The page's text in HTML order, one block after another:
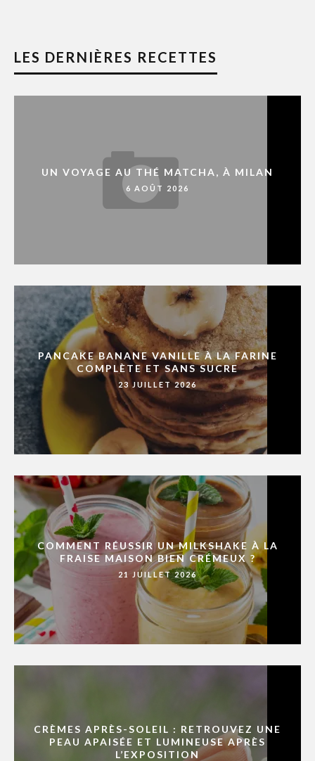
LES DERNIÈRES RECETTES
UN VOYAGE AU THÉ MATCHA, À MILAN
6 AOÛT 2026
PANCAKE BANANE VANILLE À LA FARINE
COMPLÈTE ET SANS SUCRE
23 JUILLET 2026
COMMENT RÉUSSIR UN MILKSHAKE À LA
FRAISE MAISON BIEN CRÉMEUX ?
21 JUILLET 2026
CRÈMES APRÈS-SOLEIL : RETROUVEZ UNE
PEAU APAISÉE ET LUMINEUSE APRÈS
L’EXPOSITION